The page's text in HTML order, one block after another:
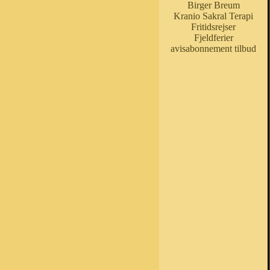
Birger Breum
Kranio Sakral Terapi
Fritidsrejser
Fjeldferier
avisabonnement tilbud